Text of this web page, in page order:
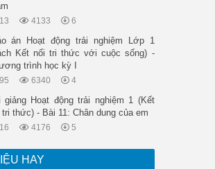
13 4133 6
án Hoạt động trải nghiệm Lớp 1
Kết nối tri thức với cuộc sống) -
trình học kỳ I
95 6340 4
giảng Hoạt động trải nghiệm 1 (Kết
tri thức) - Bài 11: Chân dung của em
16 4176 5
HAY